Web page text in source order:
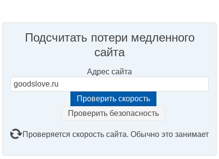
Подсчитать потери медленного
сайта
Адрес сайта
Проверить безопасность
Проверяется скорость сайта. Обычно это занимает